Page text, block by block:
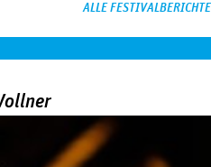
ALLE FESTIVALBERICHTE